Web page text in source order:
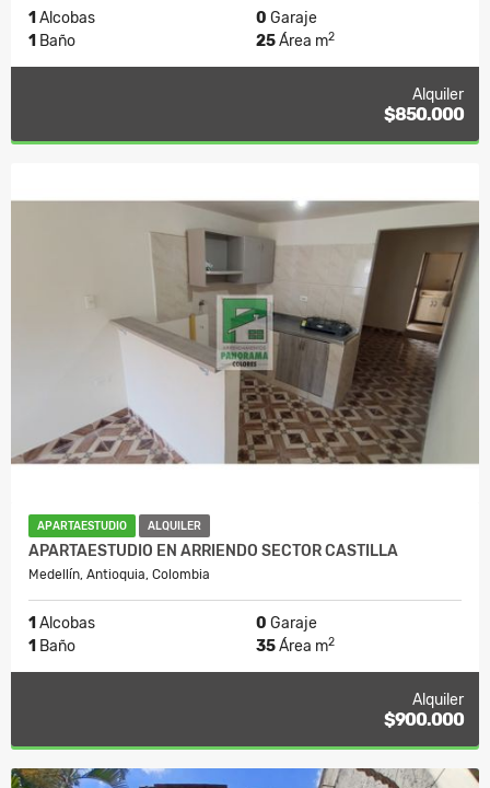
1 Alcobas 0 Garaje
1 Baño 25Área m2
Alquiler
$850.000
APARTAESTUDIO ALQUILER
APARTAESTUDIO EN ARRIENDO SECTOR CASTILLA
Medellín, Antioquia, Colombia
1 Alcobas 0 Garaje
1 Baño 35Área m2
Alquiler
$900.000